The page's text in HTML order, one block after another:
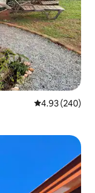
レビュー240
4.93 (240)